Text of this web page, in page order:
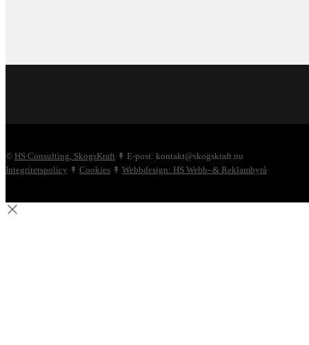
© HS Consulting, SkogsKraft ↟ E-post: kontakt@skogskraft.nu
Integritetspolicy ↟ Cookies ↟ Webbdesign: HS Webb- & Reklambyrå